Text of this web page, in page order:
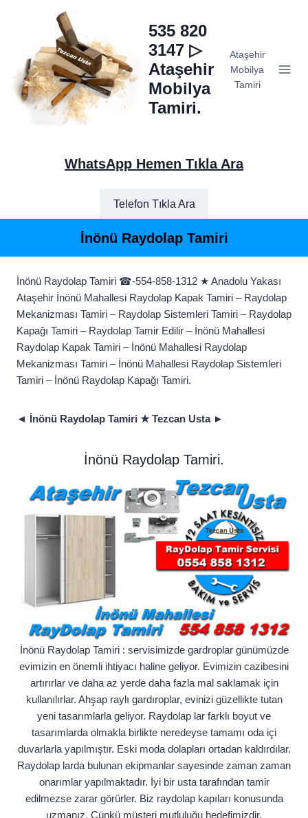
535 820
3147 ▷
Ataşehir
Mobilya
Tamiri.
Ataşehir
Mobilya
Tamiri
WhatsApp Hemen Tıkla Ara
Telefon Tıkla Ara
İnönü Raydolap Tamiri
İnönü Raydolap Tamiri ☎-554-858-1312 ★ Anadolu Yakası
Ataşehir İnönü Mahallesi Raydolap Kapak Tamiri – Raydolap
Mekanizması Tamiri – Raydolap Sistemleri Tamiri – Raydolap
Kapağı Tamiri – Raydolap Tamir Edilir – İnönü Mahallesi
Raydolap Kapak Tamiri – İnönü Mahallesi Raydolap
Mekanizması Tamiri – İnönü Mahallesi Raydolap Sistemleri
Tamiri – İnönü Raydolap Kapağı Tamiri.
◄ İnönü Raydolap Tamiri ★ Tezcan Usta ►
İnönü Raydolap Tamiri.
İnönü Raydolap Tamiri : servisimizde gardroplar günümüzde
evimizin en önemli ihtiyacı haline geliyor. Evimizin cazibesini
artırırlar ve daha az yerde daha fazla mal saklamak için
kullanılırlar. Ahşap raylı gardıroplar, evinizi güzellikte tutan
yeni tasarımlarla geliyor. Raydolap lar farklı boyut ve
tasarımlarda olmakla birlikte neredeyse tamamı oda içi
duvarlarla yapılmıştır. Eski moda dolapları ortadan kaldırdılar.
Raydolap larda bulunan ekipmanlar sayesinde zaman zaman
onarımlar yapılmaktadır. İyi bir usta tarafından tamir
edilmezse zarar görürler. Biz raydolap kapıları konusunda
uzmanız. Çünkü müşteri mutluluğu hedefimizdir.